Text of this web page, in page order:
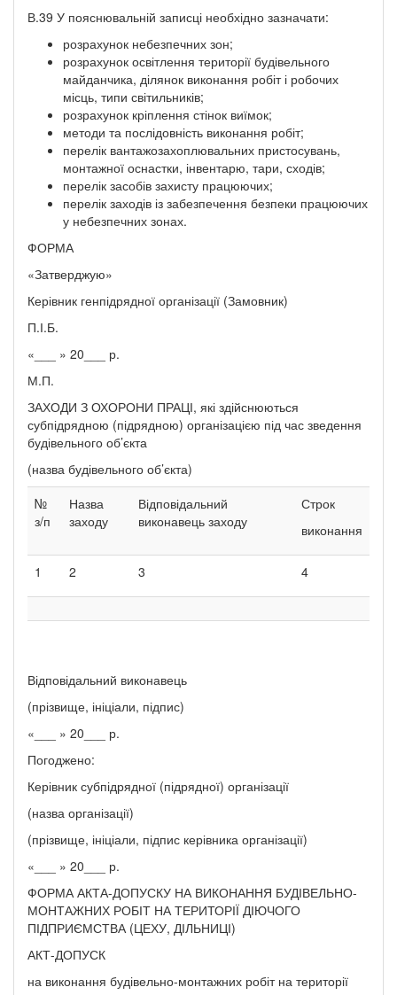
В.39 У пояснювальній записці необхідно зазначати:
розрахунок небезпечних зон;
розрахунок освітлення території будівельного
майданчика, ділянок виконання робіт і робочих
місць, типи світильників;
розрахунок кріплення стінок виїмок;
методи та послідовність виконання робіт;
перелік вантажозахоплювальних пристосувань,
монтажної оснастки, інвентарю, тари, сходів;
перелік засобів захисту працюючих;
перелік заходів із забезпечення безпеки працюючих
у небезпечних зонах.
ФОРМА
«Затверджую»
Керівник генпідрядної організації (Замовник)
П.І.Б.
«___ » 20___ р.
М.П.
ЗАХОДИ З ОХОРОНИ ПРАЦІ, які здійснюються
субпідрядною (підрядною) організацією під час зведення
будівельного об’єкта
(назва будівельного об’єкта)
№
з/п
Назва
заходу
Відповідальний
виконавець заходу
Строк
виконання
1 2 3 4
Відповідальний виконавець
(прізвище, ініціали, підпис)
«___ » 20___ р.
Погоджено:
Керівник субпідрядної (підрядної) організації
(назва організації)
(прізвище, ініціали, підпис керівника організації)
«___ » 20___ р.
ФОРМА АКТА-ДОПУСКУ НА ВИКОНАННЯ БУДІВЕЛЬНО-
МОНТАЖНИХ РОБІТ НА ТЕРИТОРІЇ ДІЮЧОГО
ПІДПРИЄМСТВА (ЦЕХУ, ДІЛЬНИЦІ)
АКТ-ДОПУСК
на виконання будівельно-монтажних робіт на території